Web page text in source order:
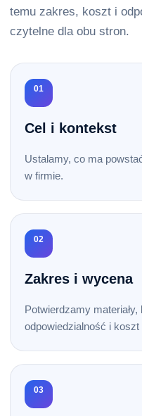
temu zakres, koszt i
czytelne dla obu stron.
01
Cel i kontekst
Ustalamy, co ma
w firmie.
02
Zakres i wycena
Potwierdzamy
odpowiedzialność i koszt
03